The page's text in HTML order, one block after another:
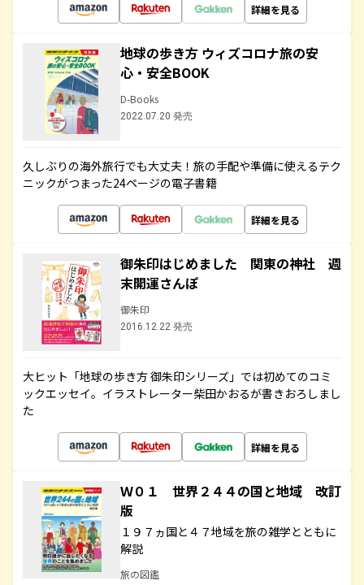
詳細を見る
地球の歩き方 ウィズコロナ旅の安
心・安全BOOK
D-Books
2022.07.20 発売
久しぶりの海外旅行でも大丈夫！旅の手配や準備に使えるテク
ニックがつまった24ページの電子書籍
詳細を見る
御朱印はじめました 関東の神社 週
末開運さんぽ
御朱印
2016.12.22 発売
大ヒット「地球の歩き方 御朱印シリーズ」では初めてのコミ
ックエッセイ。イラストレーター柴田かおるが書きおろしまし
た
詳細を見る
Ｗ０１ 世界２４４の国と地域 改訂
版
１９７ヵ国と４７地域を旅の雑学とともに
解説
旅の図鑑